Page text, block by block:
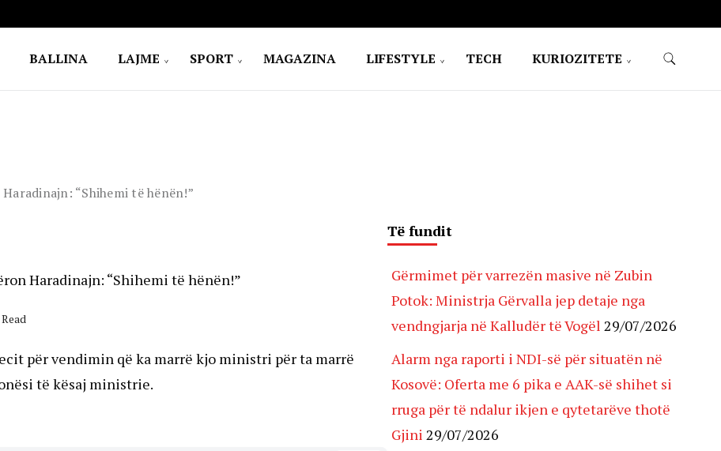
BALLINA LAJME SPORT MAGAZINA LIFESTYLE TECH KURIOZITETE
“Shihemi të hënën!”
Haradinajn: “Shihemi të hënën!”
për vendimin që ka marrë kjo ministri për ta marrë
të kësaj ministrie.
Të fundit
Gërmimet për varrezën masive në Zubin
Potok: Ministrja Gërvalla jep detaje nga
vendngjarja në Kalludër të Vogël 29/07/2026
Alarm nga raporti i NDI-së për situatën në
Kosovë: Oferta me 6 pika e AAK-së shihet si
rruga për të ndalur ikjen e qytetarëve thotë
Gjini 29/07/2026